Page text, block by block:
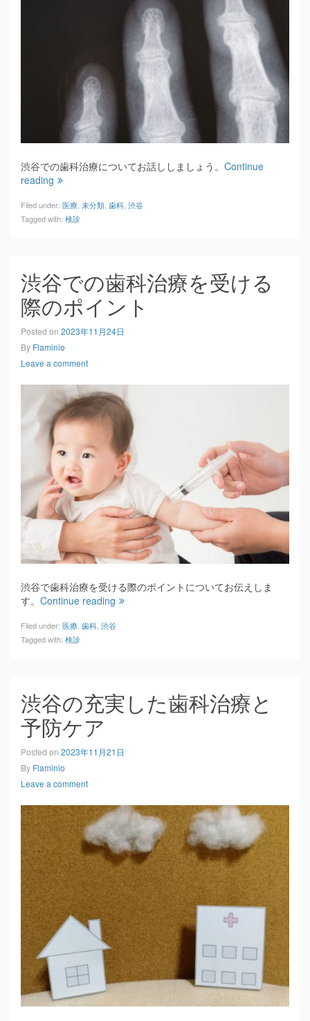
渋谷での歯科治療についてお話ししましょう。 Continue
reading
Filed under: 医療 未分類 歯科 渋谷
Tagged with: 検診
渋谷での歯科治療を受ける
際のポイント
Posted on 2023年11月24日
By Flaminio
Leave a comment
渋谷で歯科治療を受ける際のポイントについてお伝えしま
す。 Continue reading
Filed under: 医療 歯科 渋谷
Tagged with: 検診
渋谷の充実した歯科治療と
予防ケア
Posted on 2023年11月21日
By Flaminio
Leave a comment